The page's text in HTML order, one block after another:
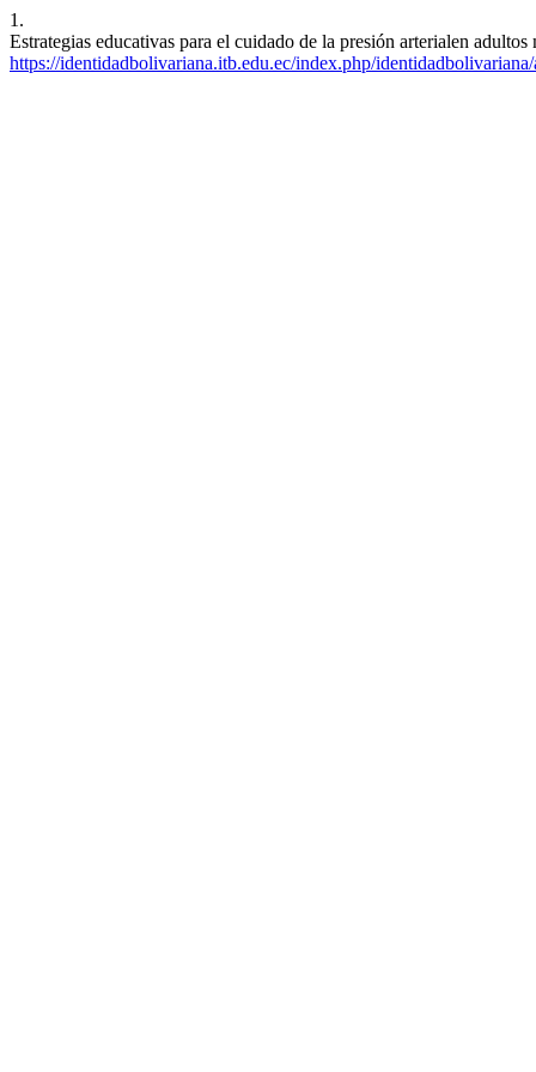
1.
Estrategias educativas para el cuidado de la presión arterialen
https://identidadbolivariana.itb.edu.ec/index.php/